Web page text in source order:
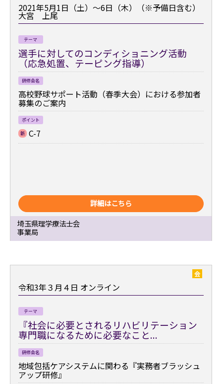
2021年5月1日（土）～6日（木）（※予備日含む）
大宮 上尾
テーマ
選手に対してのコンディショニング活動
（応急処置、テーピング指導）
研修会名
高校野球サポート活動（春季大会）における参加者
募集のご案内
ポイント
新 C-7
詳細はこちら
埼玉県理学療法士会
事業局
会
令和3年３月４日 オンライン
テーマ
『社会に必要とされるリハビリテーション
専門職になるために必要なこと...
研修会名
地域包括ケアシステムに関わる『実務者ブラッシュ
アップ研修』